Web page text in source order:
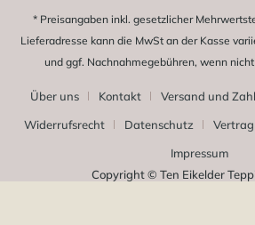
* Preisangaben inkl. gesetzlicher
Lieferadresse kann die MwSt an der Kasse
und ggf. Nachnahmegebühren, wenn
Über uns Kontakt
Versand und
Widerrufsrecht
Datenschutz
Impressum
Copyright © Ten Eikelder